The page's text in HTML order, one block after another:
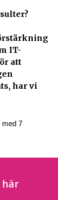
IT-
att
har vi
med 7